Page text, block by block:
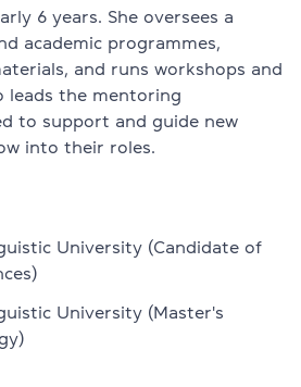
6 years. She oversees a
academic programmes,
and runs workshops and
leads the mentoring
to support and guide new
into their roles.
University (Candidate of
University (Master's